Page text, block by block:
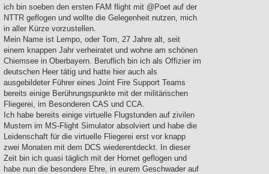
a
ich bin soeben den ersten FAM flight mit @Poet auf der
NTTR geflogen und wollte die Gelegenheit nutzen, mich
in aller Kürze vorzustellen.
Mein Name ist Lempo, oder Tom, 27 Jahre alt, seit
einem knappen Jahr verheiratet und wohne am schönen
Chiemsee in Oberbayern. Beruflich bin ich als Offizier im
deutschen Heer tätig und hatte hier auch als
ausgebildeter Führer eines Joint Fire Support Teams
bereits einige Berührungspunkte mit der militärischen
Fliegerei, im Besonderen CAS und CCA.
Ich habe bereits einige virtuelle Flugstunden auf zivilen
Mustern im MS-Flight Simulator absolviert und habe die
Leidenschaft für die virtuelle Fliegerei erst vor knapp
zwei Monaten mit dem DCS wiederentdeckt. In dieser
Zeit bin ich quasi täglich mit der Hornet geflogen und
habe nun die besondere Ehre, in eurem Geschwader auf